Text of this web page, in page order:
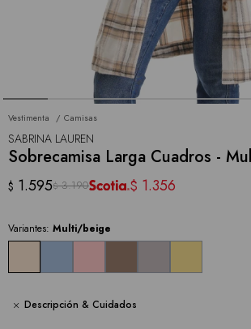
Vestimenta Camisas
SABRINA LAUREN
Sobrecamisa Larga Cuadros -
$ 1.595$ 3.190 $ 1.356
Variantes: Multi/beige
Descripción & Cuidados